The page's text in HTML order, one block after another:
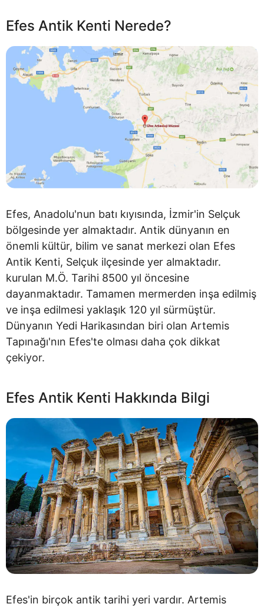
Efes Antik Kenti Nerede?
Efes, Anadolu'nun batı kıyısında, İzmir'in Selçuk
bölgesinde yer almaktadır. Antik dünyanın en
önemli kültür, bilim ve sanat merkezi olan Efes
Antik Kenti, Selçuk ilçesinde yer almaktadır.
kurulan M.Ö. Tarihi 8500 yıl öncesine
dayanmaktadır. Tamamen mermerden inşa edilmiş
ve inşa edilmesi yaklaşık 120 yıl sürmüştür.
Dünyanın Yedi Harikasından biri olan Artemis
Tapınağı'nın Efes'te olması daha çok dikkat
çekiyor.
Efes Antik Kenti Hakkında Bilgi
Efes'in birçok antik tarihi yeri vardır. Artemis